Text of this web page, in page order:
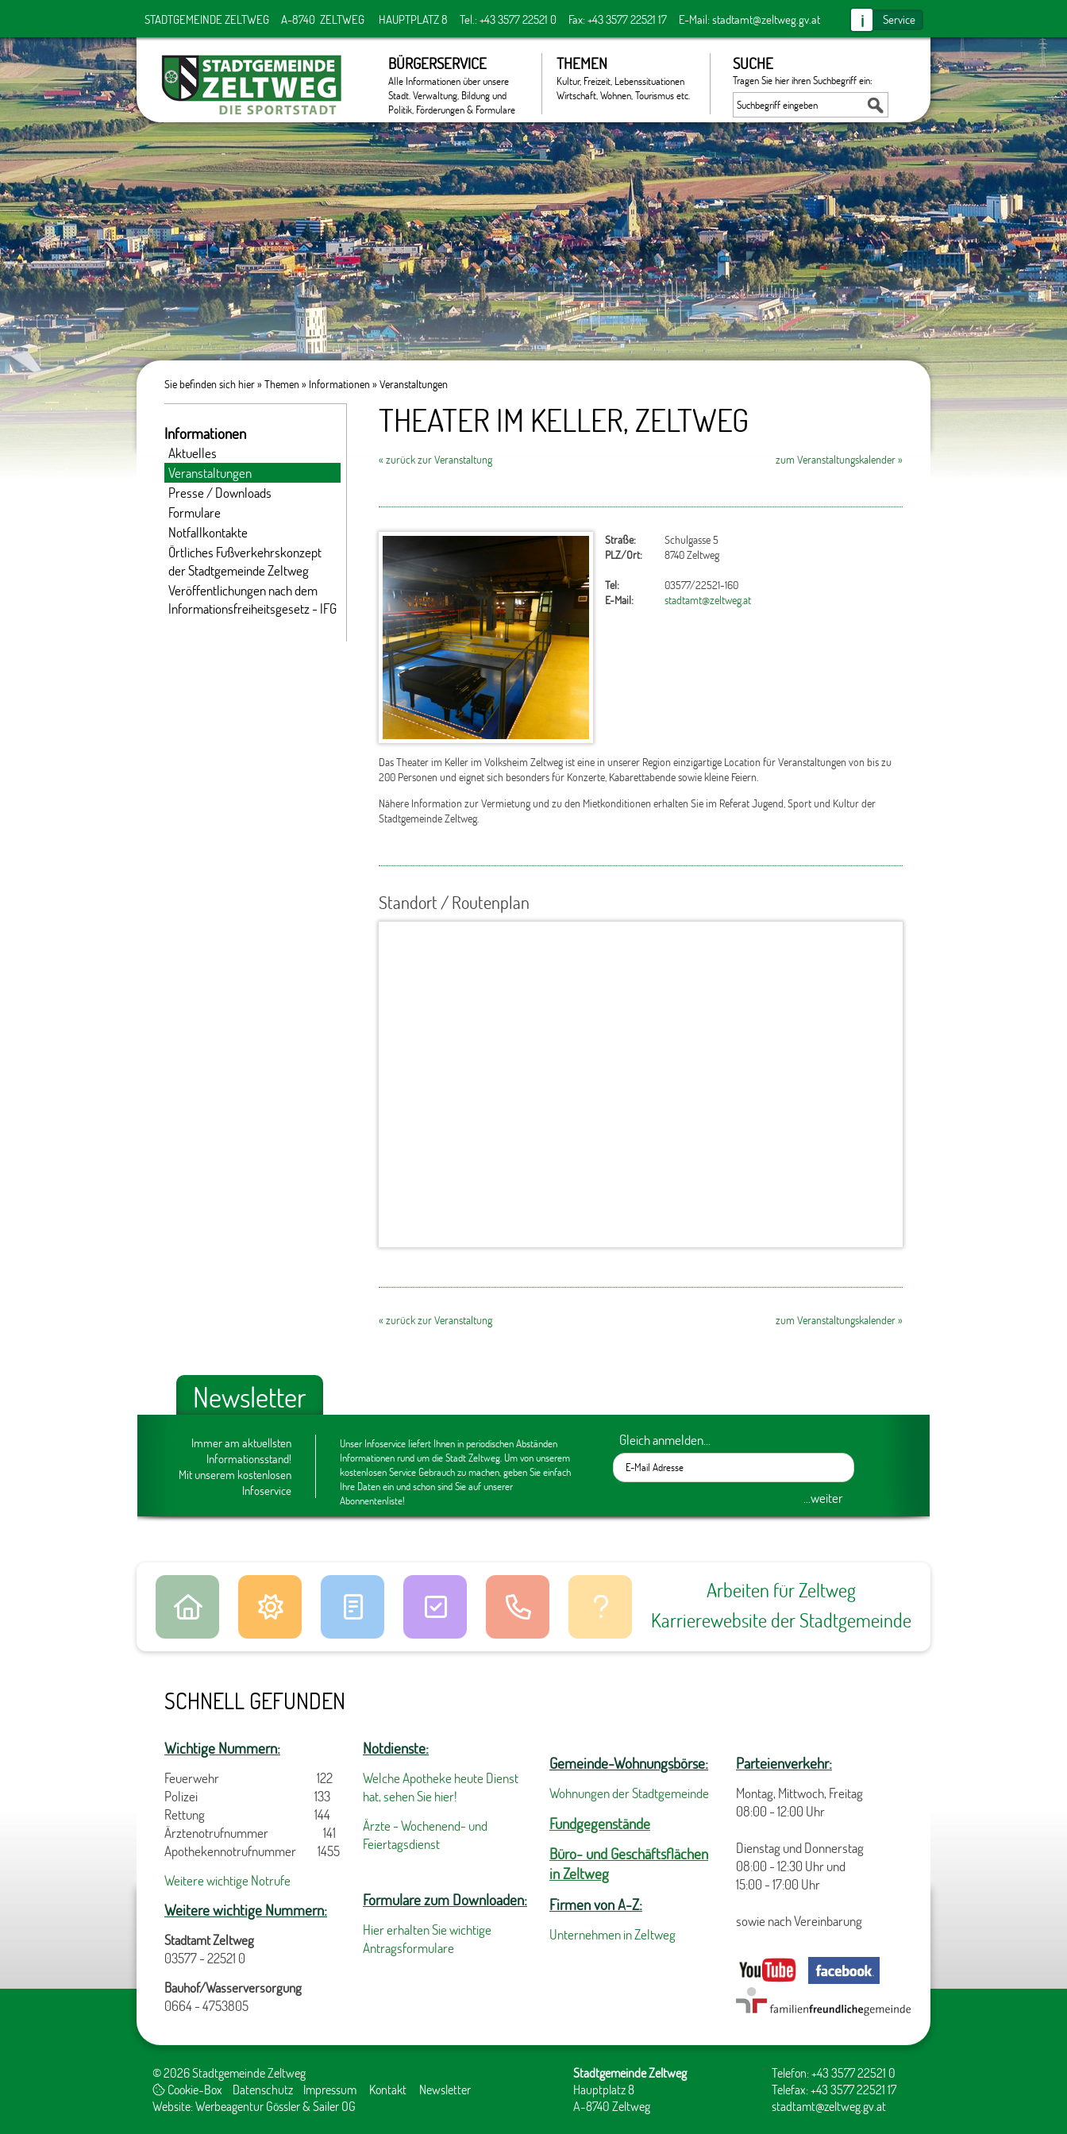
STADTGEMEINDE ZELTWEG A-8740 ZELTWEG HAUPTPLATZ 8 Tel.: +43 3577 22521 0 Fax: +43 3577 22521 17 E-Mail: stadtamt@zeltweg.gv.at i Service
BÜRGERSERVICE
Alle Informationen über unsere
Stadt. Verwaltung, Bildung und
Politik, Förderungen & Formulare
THEMEN
Kultur, Freizeit, Lebenssituationen
Wirtschaft, Wohnen, Tourismus etc.
SUCHE
Tragen Sie hier ihren Suchbegriff ein:
Sie befinden sich hier » Themen» Informationen» Veranstaltungen
THEATER IM KELLER, ZELTWEG
« zurück zur Veranstaltung zum Veranstaltungskalender »
Straße:
Schulgasse 5
PLZ/Ort:
8740 Zeltweg
Tel:
03577/22521-160
E-Mail:
stadtamt@zeltweg.at
Das Theater im Keller im Volksheim Zeltweg ist eine in unserer Region einzigartige Location für Veranstaltungen von bis zu
200 Personen und eignet sich besonders für Konzerte, Kabarettabende sowie kleine Feiern.
Nähere Information zur Vermietung und zu den Mietkonditionen erhalten Sie im Referat Jugend, Sport und Kultur der
Stadtgemeinde Zeltweg.
Standort / Routenplan
« zurück zur Veranstaltung zum Veranstaltungskalender »
Informationen
Aktuelles
Veranstaltungen
Presse / Downloads
Formulare
Notfallkontakte
Örtliches Fußverkehrskonzept
der Stadtgemeinde Zeltweg
Veröffentlichungen nach dem
Informationsfreiheitsgesetz - IFG
Newsletter
Immer am aktuellsten
Informationsstand!
Mit unserem kostenlosen
Infoservice
Unser Infoservice liefert Ihnen in periodischen Abständen
Informationen rund um die Stadt Zeltweg. Um von unserem
kostenlosen Service Gebrauch zu machen, geben Sie einfach
Ihre Daten ein und schon sind Sie auf unserer
Abonnentenliste!
Gleich anmelden...
Arbeiten für Zeltweg
Karrierewebsite der Stadtgemeinde
SCHNELL GEFUNDEN
Wichtige Nummern:
Feuerwehr 122
Polizei 133
Rettung 144
Ärztenotrufnummer 141
Apothekennotrufnummer 1455
Weitere wichtige Notrufe
Weitere wichtige Nummern:
Stadtamt Zeltweg
03577 - 22521 0
Bauhof/Wasserversorgung
0664 - 4753805
Notdienste:
Welche Apotheke heute Dienst
hat, sehen Sie hier!
Ärzte - Wochenend- und
Feiertagsdienst
Formulare zum Downloaden:
Hier erhalten Sie wichtige
Antragsformulare
Gemeinde-Wohnungsbörse:
Wohnungen der Stadtgemeinde
Fundgegenstände
Büro- und Geschäftsflächen
in Zeltweg
Firmen von A-Z:
Unternehmen in Zeltweg
Parteienverkehr:
Montag, Mittwoch, Freitag
08:00 - 12:00 Uhr
Dienstag und Donnerstag
08:00 - 12:30 Uhr und
15:00 - 17:00 Uhr
sowie nach Vereinbarung
© 2026 Stadtgemeinde Zeltweg
Cookie-Box
Datenschutz Impressum Kontakt
Newsletter
Website:Werbeagentur Gössler & Sailer OG
Stadtgemeinde Zeltweg
Hauptplatz 8
A-8740 Zeltweg
Telefon: +43 3577 22521 0
Telefax: +43 3577 22521 17
stadtamt@zeltweg.gv.at